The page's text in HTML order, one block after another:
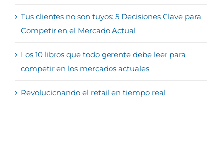
Tus clientes no son tuyos: 5 Decisiones Clave para
Competir en el Mercado Actual
Los 10 libros que todo gerente debe leer para
competir en los mercados actuales
Revolucionando el retail en tiempo real